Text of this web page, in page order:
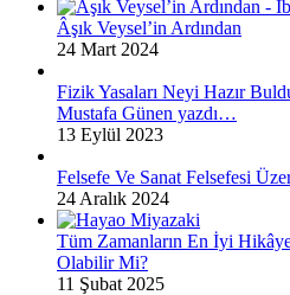
Âşık Veysel’in Ardından
24 Mart 2024
Fizik Yasaları Neyi Hazır
Mustafa Günen yazdı…
13 Eylül 2023
Felsefe Ve Sanat Felsefesi
24 Aralık 2024
Tüm Zamanların En İyi
Olabilir Mi?
11 Şubat 2025